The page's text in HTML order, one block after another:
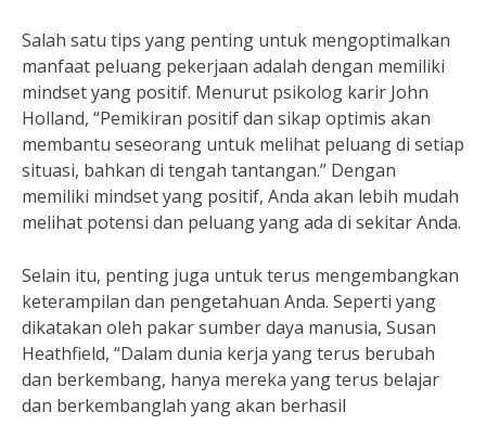
Salah satu tips yang penting untuk mengoptimalkan
manfaat peluang pekerjaan adalah dengan memiliki
mindset yang positif. Menurut psikolog karir John
Holland, “Pemikiran positif dan sikap optimis akan
membantu seseorang untuk melihat peluang di setiap
situasi, bahkan di tengah tantangan.” Dengan
memiliki mindset yang positif, Anda akan lebih mudah
melihat potensi dan peluang yang ada di sekitar Anda.
Selain itu, penting juga untuk terus mengembangkan
keterampilan dan pengetahuan Anda. Seperti yang
dikatakan oleh pakar sumber daya manusia, Susan
Heathfield, “Dalam dunia kerja yang terus berubah
dan berkembang, hanya mereka yang terus belajar
dan berkembanglah yang akan berhasil